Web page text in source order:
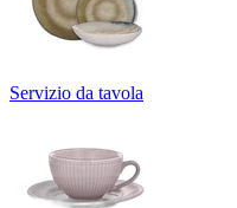
Servizio da tavola